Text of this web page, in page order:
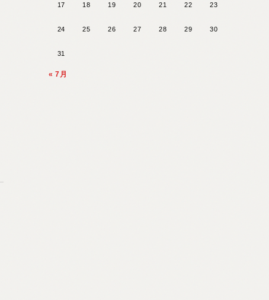
17 18 19 20 21 22 23
24 25 26 27 28 29 30
31
« 7月